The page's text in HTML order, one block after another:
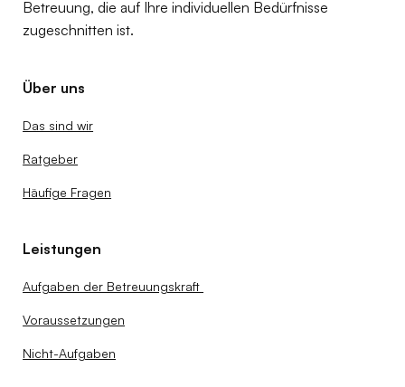
Betreuung, die auf Ihre individuellen Bedürfnisse
zugeschnitten ist.
Über uns
Das sind wir
Ratgeber
Häufige Fragen
Leistungen
Aufgaben der Betreuungskraft
Voraussetzungen
Nicht-Aufgaben